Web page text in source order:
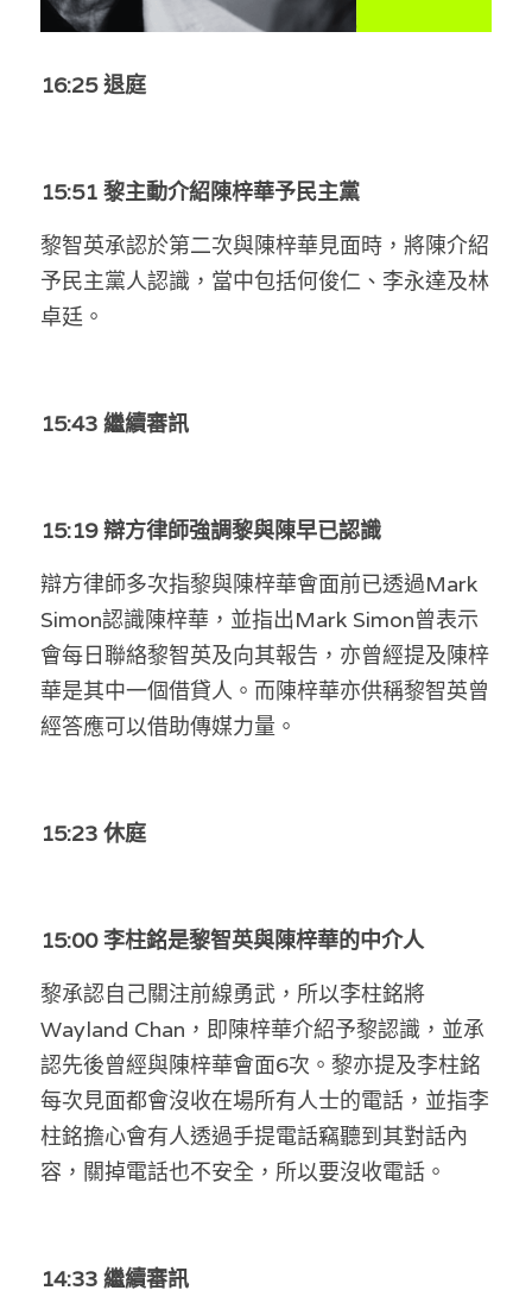
美西極權主義
真相直擊
莫綺琪專欄
黃萬成專欄
高松傑專欄
林伯強專欄
KOL 精選
曾子晴 - 晴深直說
龔靜儀大律師專欄
陳貴春大律師專欄
陳子遷律師專欄
羅浚軒專欄
汪明欣專欄
香港科技專上書院｜專欄
黎智英案審訊
支聯會案
休閒好介紹
親子
人才招聘
投稿熱線
支持讚助
條款及細則
關於我們
搜索
繁體中文
English
16:25 退庭
15:51 黎主動介紹陳梓華予民主黨
黎智英承認於第二次與陳梓華見面時，將陳介紹
予民主黨人認識，當中包括何俊仁、李永達及林
卓廷。
15:43 繼續審訊
15:19 辯方律師強調黎與陳早已認識
辯方律師多次指黎與陳梓華會面前已透過Mark
Simon認識陳梓華，並指出Mark Simon曾表示
會每日聯絡黎智英及向其報告，亦曾經提及陳梓
華是其中一個借貸人。而陳梓華亦供稱黎智英曾
經答應可以借助傳媒力量。
15:23 休庭
15:00 李柱銘是黎智英與陳梓華的中介人
黎承認自己關注前線勇武，所以李柱銘將
Wayland Chan，即陳梓華介紹予黎認識，並承
認先後曾經與陳梓華會面6次。黎亦提及李柱銘
每次見面都會沒收在場所有人士的電話，並指李
柱銘擔心會有人透過手提電話竊聽到其對話內
容，關掉電話也不安全，所以要沒收電話。
14:33 繼續審訊